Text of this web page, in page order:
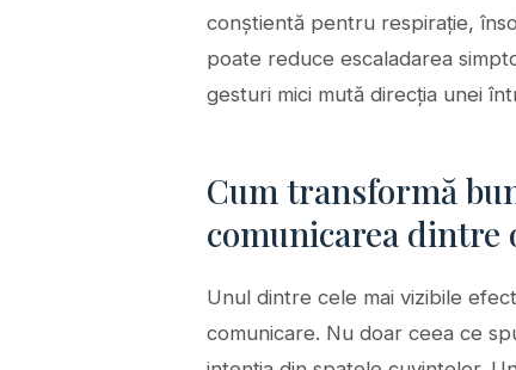
conștientă pentru respirație,
poate reduce escaladarea
gesturi mici mută direcția unei
Cum transformă
comunicarea dintre
Unul dintre cele mai vizibile
comunicare. Nu doar ceea ce